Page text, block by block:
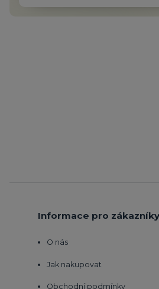
Informace pro zákazníky
O nás
Jak nakupovat
Obchodní podmínky